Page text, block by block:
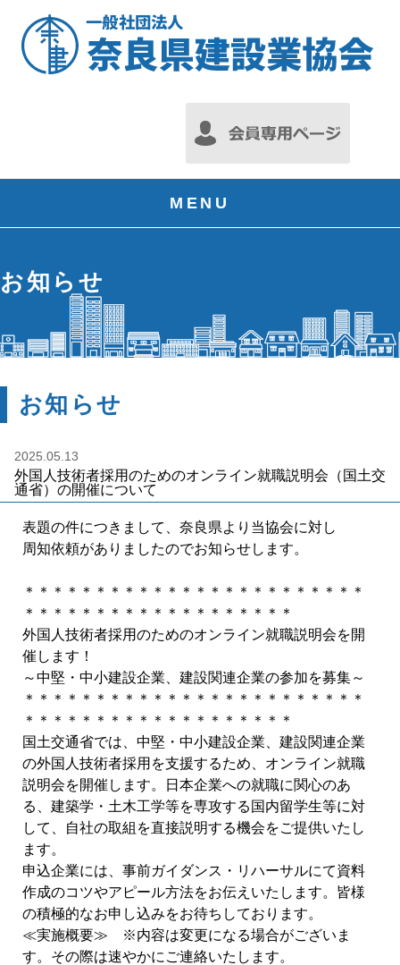
MENU
お知らせ
お知らせ
2025.05.13
外国人技術者採用のためのオンライン就職説明会（国土交
通省）の開催について
表題の件につきまして、奈良県より当協会に対し
周知依頼がありましたのでお知らせします。
＊＊＊＊＊＊＊＊＊＊＊＊＊＊＊＊＊＊＊＊＊＊＊＊
＊＊＊＊＊＊＊＊＊＊＊＊＊＊＊＊＊＊＊
外国人技術者採用のためのオンライン就職説明会を開
催します！
～中堅・中小建設企業、建設関連企業の参加を募集～
＊＊＊＊＊＊＊＊＊＊＊＊＊＊＊＊＊＊＊＊＊＊＊＊
＊＊＊＊＊＊＊＊＊＊＊＊＊＊＊＊＊＊＊
国土交通省では、中堅・中小建設企業、建設関連企業
の外国人技術者採用を支援するため、オンライン就職
説明会を開催します。日本企業への就職に関心のあ
る、建築学・土木工学等を専攻する国内留学生等に対
して、自社の取組を直接説明する機会をご提供いたし
ます。
申込企業には、事前ガイダンス・リハーサルにて資料
作成のコツやアピール方法をお伝えいたします。皆様
の積極的なお申し込みをお待ちしております。
≪実施概要≫ ※内容は変更になる場合がございま
す。その際は速やかにご連絡いたします。